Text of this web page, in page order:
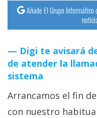
Añade El Grupo
Digi te avisará
de atender la
sistema
Arrancamos el fin
con nuestro